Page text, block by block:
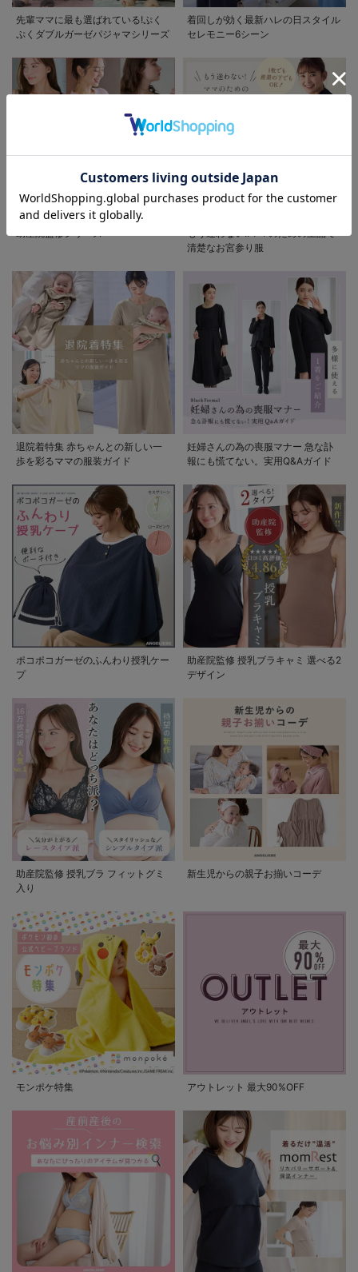
お買い物を続ける カートへ進む
RELATED ITEMS
関連商品
1
ッチスカート
¥5,478
先輩ママに最も選ばれている!ぷく
ぷくダブルガーゼパジャマシリーズ
着回しが効く最新ハレの日スタイル
セレモニー6シーン
助産院監修シリーズ
もう迷わない!!ママのための上品で
清楚なお宮参り服
退院着特集 赤ちゃんとの新しい一
歩を彩るママの服装ガイド
妊婦さんの為の喪服マナー 急な訃
報にも慌てない。実用Q&Aガイド
ポコポコガーゼのふんわり授乳ケー
プ
助産院監修 授乳ブラキャミ 選べる2
デザイン
助産院監修 授乳ブラ フィットグミ
入り
新生児からの親子お揃いコーデ
モンポケ特集 アウトレット 最大90%OFF
お気に入り商品を確認する